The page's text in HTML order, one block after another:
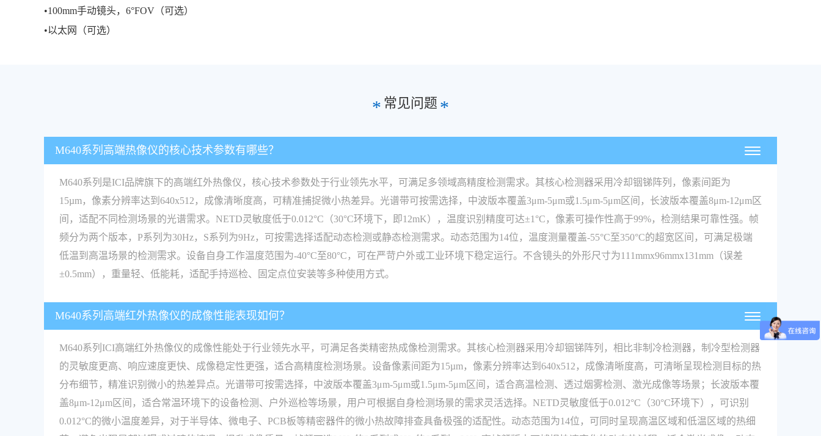
•100mm手动镜头，6°FOV（可选）
•以太网（可选）
* 常见问题 *
M640系列高端热像仪的核心技术参数有哪些？
M640系列是ICI品牌旗下的高端红外热像仪，核心技术参数处于行业领先水平，可满足多领域高精度检测需求。其核心检测器采用冷却铟锑阵列，像素间距为
15µm，像素分辨率达到640x512，成像清晰度高，可精准捕捉微小热差异。光谱带可按需选择，中波版本覆盖3μm-5μm或1.5μm-5μm区间，长波版本覆盖8μm-12μm区
间，适配不同检测场景的光谱需求。NETD灵敏度低于0.012°C（30°C环境下，即12mK），温度识别精度可达±1°C，像素可操作性高于99%，检测结果可靠性强。帧
频分为两个版本，P系列为30Hz，S系列为9Hz，可按需选择适配动态检测或静态检测需求。动态范围为14位，温度测量覆盖-55°C至350°C的超宽区间，可满足极端
低温到高温场景的检测需求。设备自身工作温度范围为-40°C至80°C，可在严苛户外或工业环境下稳定运行。不含镜头的外形尺寸为111mmx96mmx131mm（误差
±0.5mm），重量轻、低能耗，适配手持巡检、固定点位安装等多种使用方式。
M640系列高端红外热像仪的成像性能表现如何？
M640系列ICI高端红外热像仪的成像性能处于行业领先水平，可满足各类精密热成像检测需求。其核心检测器采用冷却铟锑阵列，相比非制冷检测器，制冷型检测器
的灵敏度更高、响应速度更快、成像稳定性更强，适合高精度检测场景。设备像素间距为15µm，像素分辨率达到640x512，成像清晰度高，可清晰呈现检测目标的热
分布细节，精准识别微小的热差异点。光谱带可按需选择，中波版本覆盖3μm-5μm或1.5μm-5μm区间，适合高温检测、透过烟雾检测、激光成像等场景；长波版本覆
盖8μm-12μm区间，适合常温环境下的设备检测、户外巡检等场景，用户可根据自身检测场景的需求灵活选择。NETD灵敏度低于0.012°C（30°C环境下），可识别
0.012°C的微小温度差异，对于半导体、微电子、PCB板等精密器件的微小热故障排查具备极强的适配性。动态范围为14位，可同时呈现高温区域和低温区域的热细